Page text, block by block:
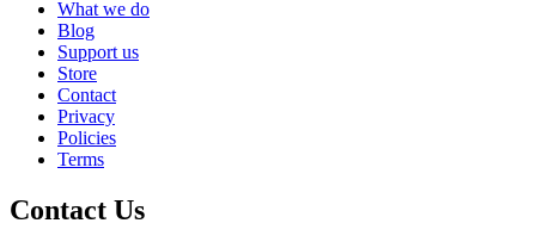
What we do
Blog
Support us
Store
Contact
Privacy
Policies
Terms
Contact Us